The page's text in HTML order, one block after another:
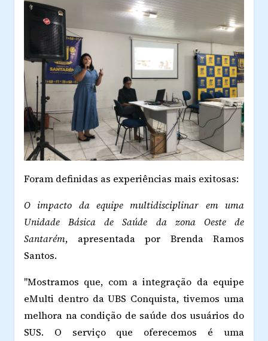
Foram definidas as experiências mais exitosas:
O impacto da equipe multidisciplinar em uma
Unidade Básica de Saúde da zona Oeste de
Santarém, apresentada por Brenda Ramos
Santos.
"Mostramos que, com a integração da equipe
eMulti dentro da UBS Conquista, tivemos uma
melhora na condição de saúde dos usuários do
SUS. O serviço que oferecemos é uma